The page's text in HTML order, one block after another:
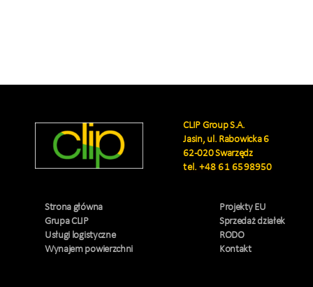
CLIP Group S.A.
Jasin, ul. Rabowicka 6
62-020 Swarzędz
tel.+48 61 6598950
Strona główna
Grupa CLIP
Usługi logistyczne
Wynajem powierzchni
Projekty EU
Sprzedaż działek
RODO
Kontakt